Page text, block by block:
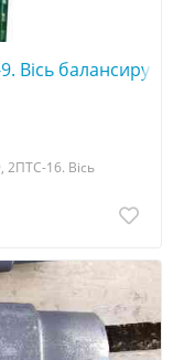
Вісь балансиру
2ПТС-16. Вісь